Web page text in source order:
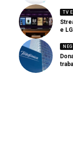
TV
e LG